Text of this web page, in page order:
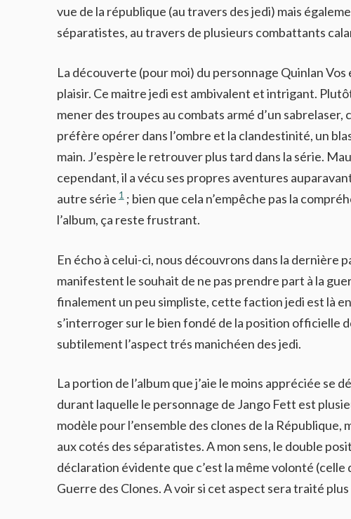
vue de la république (au travers des jedi) mais
séparatistes, au travers de plusieurs combattants
La découverte (pour moi) du personnage Quinlan Vos
plaisir. Ce maitre jedi est ambivalent et intrigant.
mener des troupes au combats armé d’un sabrelaser,
préfère opérer dans l’ombre et la clandestinité, un
main. J’espère le retrouver plus tard dans la série.
cependant, il a vécu ses propres aventures
autre série1; bien que cela n’empêche pas la
l’album, ça reste frustrant.
En écho à celui-ci, nous découvrons dans la dernière
manifestent le souhait de ne pas prendre part à la
finalement un peu simpliste, cette faction jedi est là
s’interroger sur le bien fondé de la position officielle
subtilement l’aspect trés manichéen des jedi.
La portion de l’album que j’aie le moins appréciée se
durant laquelle le personnage de Jango Fett est
modèle pour l’ensemble des clones de la
aux cotés des séparatistes. A mon sens, le double
déclaration évidente que c’est la même volonté
Guerre des Clones. A voir si cet aspect sera traité